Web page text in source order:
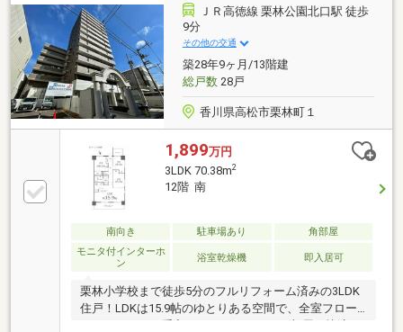
月極駐車場を2台確保済みで、お車を複数台所有され
るご家族にもおすすめ。利便性・快適性・将来性を兼
ね備えた、永く安心して暮らせる住まいです。リフォ
ーム工事は8月完了予定です。ご見学予約を承ってい
ますのでぜひお問合せください。
ＪＲ高徳線 栗林公園北口駅 徒歩
9分
その他の交通
築28年9ヶ月/13階建
総戸数28戸
香川県高松市栗林町１
1,899万円
3LDK 70.38m2
12階 南
南向き 駐車場あり
角部屋
モニタ付インターホ
ン
浴室乾燥機 即入居可
栗林小学校まで徒歩5分のフルリフォーム済みの3LDK
住戸！LDKは15.9帖のゆとりある空間で、全室フロー